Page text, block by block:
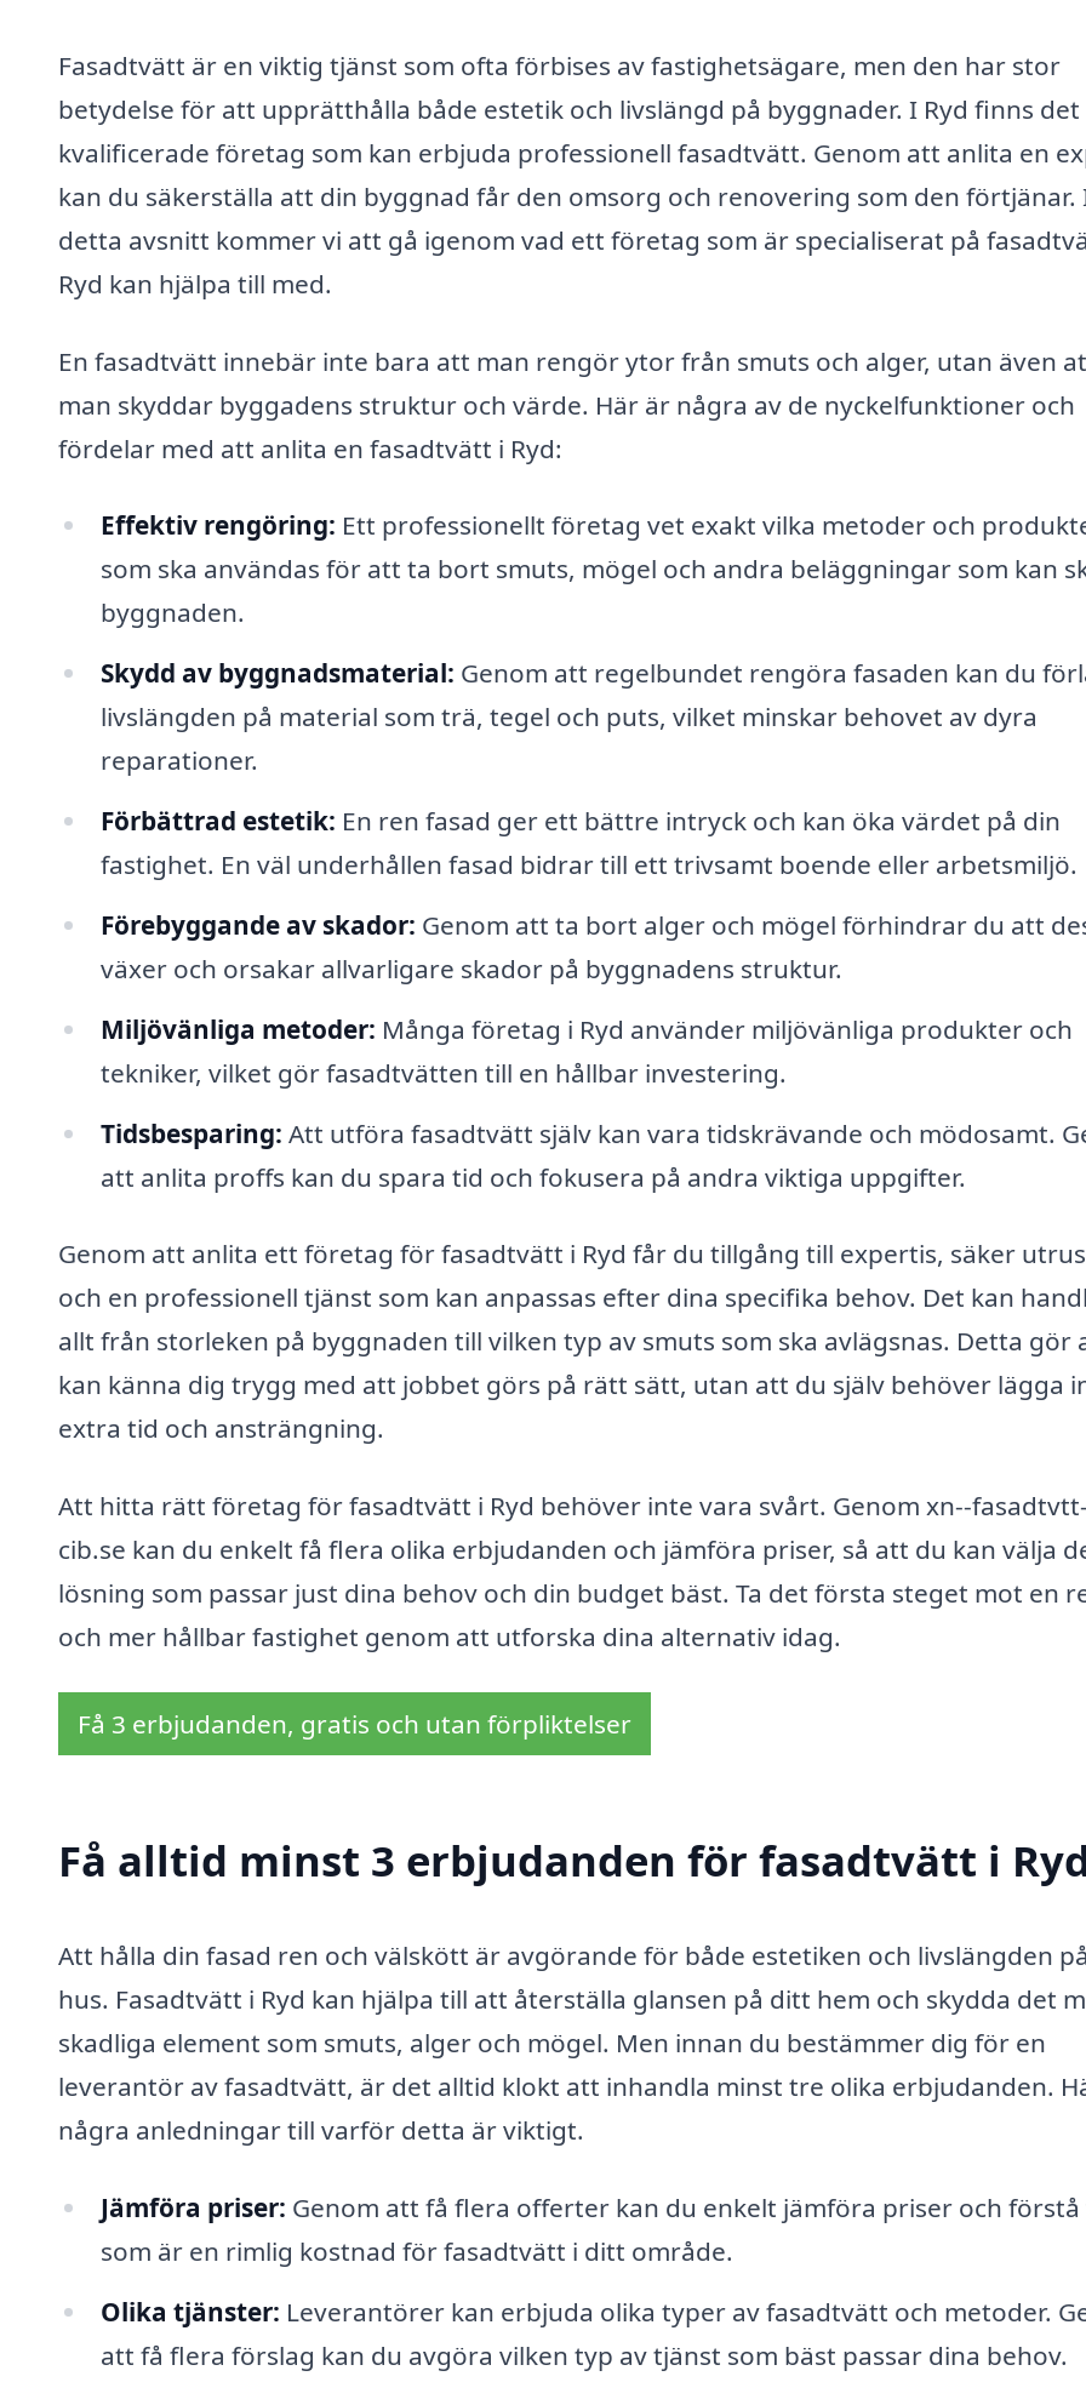
Fasadtvätt är en viktig tjänst som ofta förbises av fastighetsägare, men den har stor
betydelse för att upprätthålla både estetik och livslängd på byggnader. I Ryd finns det
kvalificerade företag som kan erbjuda professionell fasadtvätt. Genom att anlita en
kan du säkerställa att din byggnad får den omsorg och renovering som den förtjänar.
detta avsnitt kommer vi att gå igenom vad ett företag som är specialiserat på
Ryd kan hjälpa till med.
En fasadtvätt innebär inte bara att man rengör ytor från smuts och alger, utan även
man skyddar bygga­dens struktur och värde. Här är några av de nyckelfunktioner och
fördelar med att anlita en fasadtvätt i Ryd:
Effektiv rengöring: Ett professionellt företag vet exakt vilka metoder och
som ska användas för att ta bort smuts, mögel och andra beläggningar som kan
byggnaden.
Skydd av byggnadsmaterial: Genom att regelbundet rengöra fasaden kan du
livslängden på material som trä, tegel och puts, vilket minskar behovet av dyra
reparationer.
Förbättrad estetik: En ren fasad ger ett bättre intryck och kan öka värdet på din
fastighet. En väl underhållen fasad bidrar till ett trivsamt boende eller arbetsmiljö.
Förebyggande av skador: Genom att ta bort alger och mögel förhindrar du att
växer och orsakar allvarligare skador på byggnadens struktur.
Miljövänliga metoder: Många företag i Ryd använder miljövänliga produkter och
tekniker, vilket gör fasadtvätten till en hållbar investering.
Tidsbesparing: Att utföra fasadtvätt själv kan vara tidskrävande och mödosamt.
att anlita proffs kan du spara tid och fokusera på andra viktiga uppgifter.
Genom att anlita ett företag för fasadtvätt i Ryd får du tillgång till expertis, säker
och en professionell tjänst som kan anpassas efter dina specifika behov. Det kan
allt från storleken på byggnaden till vilken typ av smuts som ska avlägsnas. Detta gör
kan känna dig trygg med att jobbet görs på rätt sätt, utan att du själv behöver lägga
extra tid och ansträngning.
Att hitta rätt företag för fasadtvätt i Ryd behöver inte vara svårt. Genom xn--
cib.se kan du enkelt få flera olika erbjudanden och jämföra priser, så att du kan välja
lösning som passar just dina behov och din budget bäst. Ta det första steget mot en
och mer hållbar fastighet genom att utforska dina alternativ idag.
Få 3 erbjudanden, gratis och utan förpliktelser
Få alltid minst 3 erbjudanden för fasadtvätt i
Att hålla din fasad ren och välskött är avgörande för både estetiken och livslängden
hus. Fasadtvätt i Ryd kan hjälpa till att återställa glansen på ditt hem och skydda det
skadliga element som smuts, alger och mögel. Men innan du bestämmer dig för en
leverantör av fasadtvätt, är det alltid klokt att inhandla minst tre olika erbjudanden.
några anledningar till varför detta är viktigt.
Jämföra priser: Genom att få flera offerter kan du enkelt jämföra priser och förstå
som är en rimlig kostnad för fasadtvätt i ditt område.
Olika tjänster: Leverantörer kan erbjuda olika typer av fasadtvätt och metoder.
att få flera förslag kan du avgöra vilken typ av tjänst som bäst passar dina behov.